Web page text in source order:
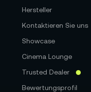
Hersteller
Kontaktieren Sie uns
Showcase
Cinema Lounge
Trusted Dealer
Bewertungsprofil